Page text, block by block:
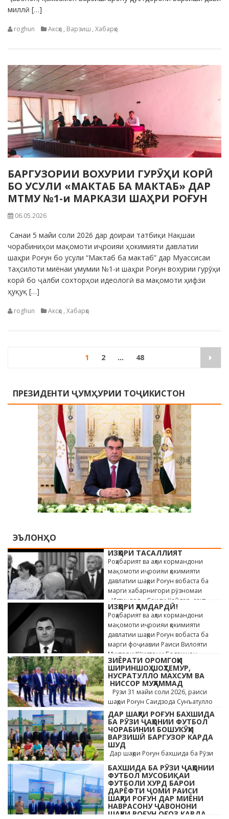
миллӣ […]
roghun Аксҳо , Варзиш , Хабарҳо
БАРГУЗОРИИ ВОХУРИИ ГУРӮҲИ КОРӢ
БО УСУЛИ «МАКТАБ БА МАКТАБ» ДАР
МТМУ №1-и МАРКАЗИ ШАҲРИ РОҒУН
06.05.2026
Санаи 5 майи соли 2026 дар доираи татбиқи Нақшаи
чорабиниҳои мақомоти иҷроияи ҳокимияти давлатии
шаҳри Роғун бо усули “Мактаб ба мактаб” дар Муассисаи
таҳсилоти миёнаи умумии №1-и шаҳри Роғун вохурии гурӯҳи
корӣ бо ҷалби сохторҳои идеологӣ ва мақомоти ҳифзи
ҳуқуқ […]
roghun Аксҳо , Хабарҳо
1 2 … 48
ПРЕЗИДЕНТИ ҶУМҲУРИИ ТОҶИКИСТОН
ЭЪЛОНҲО
ИЗҲОРИ ТАСАЛЛИЯТ
Роҳабарият ва аҳли кормандони
мақомоти иҷроияи ҳокимияти
давлатии шаҳри Роғун вобаста ба
марги хабарнигори рӯзномаи
«Истиқлол» Саиди Ҳайдар, сахт
андӯҳгин …
ИЗҲОРИ ҲАМДАРДӢ!
Роҳабарият ва аҳли кормандони
мақомоти иҷроияи ҳокимияти
давлатии шаҳри Роғун вобаста ба
марги фоҷиавии Раиси Вилояти
Мухтори Кӯҳистони Бадахшон
Алишер …
ЗИЁРАТИ ОРОМГОҲИ
ШИРИНШОҲ ШОҲТЕМУР,
НУСРАТУЛЛО МАХСУМ ВА
НИССОР МУҲАММАД
Рӯзи 31 майи соли 2026, раиси
шаҳри Роғун Саидзода Сунъатулло
бо ҳайъати кормандони дастгоҳи
раиси шаҳр ва роҳбарони мақомотҳои
…
ДАР ШАҲРИ РОҒУН БАХШИДА
БА РӮЗИ ҶАҲОНИИ ФУТБОЛ
ЧОРАБИНИИ БОШУКӮҲИ
ВАРЗИШӢ БАРГУЗОР КАРДА
ШУД
Дар шаҳри Роғун бахшида ба Рӯзи
ҷавонони Тоҷикистон ва Рӯзи
ҷаҳонии футбол бо иштироки 10
даста мусобиқаи кушоди шаҳри аз …
БАХШИДА БА РӮЗИ ҶАҲОНИИ
ФУТБОЛ МУСОБИҚАИ
ФУТБОЛИ ХУРД БАРОИ
ДАРЁФТИ ҶОМИ РАИСИ
ШАҲРИ РОҒУН ДАР МИЁНИ
НАВРАСОНУ ҶАВОНОНИ
ШАҲРИ РОҒУН ОҒОЗ КАРДА